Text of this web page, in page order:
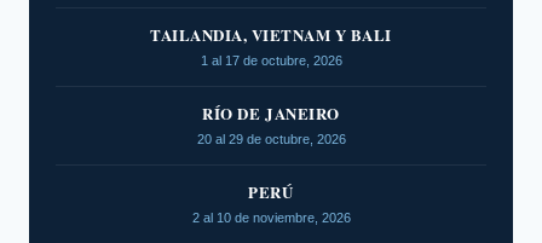
TAILANDIA, VIETNAM Y BALI
1 al 17 de octubre, 2026
RÍO DE JANEIRO
20 al 29 de octubre, 2026
PERÚ
2 al 10 de noviembre, 2026